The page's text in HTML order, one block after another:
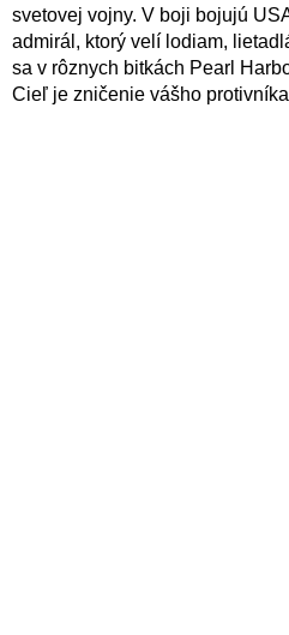
svetovej vojny. V boji bojujú
admirál, ktorý velí lodiam,
sa v rôznych bitkách Pearl
Cieľ je zničenie vášho